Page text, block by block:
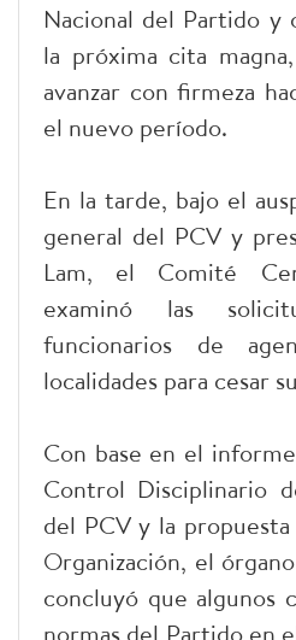
Nacional del Partido y
la próxima cita
avanzar con firmeza
el nuevo período.
En la tarde, bajo el
general del PCV y
Lam, el Comité
examinó las
funcionarios de
localidades para cesar
Con base en el
Control Disciplinario
del PCV y la
Organización, el
concluyó que algunos
normas del Partido en